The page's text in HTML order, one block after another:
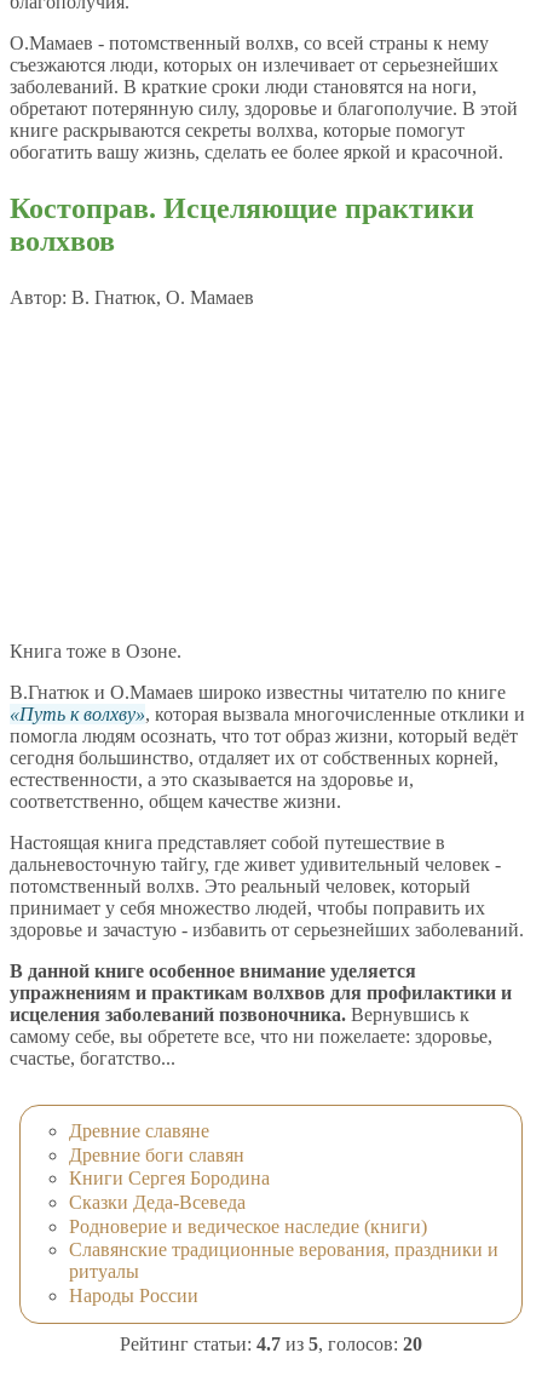
О.Мамаев - потомственный волхв, со всей страны к нему
съезжаются люди, которых он излечивает от серьезнейших
заболеваний. В краткие сроки люди становятся на ноги,
обретают потерянную силу, здоровье и благополучие. В этой
книге раскрываются секреты волхва, которые помогут
обогатить вашу жизнь, сделать ее более яркой и красочной.
Костоправ. Исцеляющие практики
волхвов
Автор: В. Гнатюк, О. Мамаев
Книга тоже в Озоне.
В.Гнатюк и О.Мамаев широко известны читателю по книге
Путь к волхву , которая вызвала многочисленные отклики и
помогла людям осознать, что тот образ жизни, который ведёт
сегодня большинство, отдаляет их от собственных корней,
естественности, а это сказывается на здоровье и,
соответственно, общем качестве жизни.
Настоящая книга представляет собой путешествие в
дальневосточную тайгу, где живет удивительный человек -
потомственный волхв. Это реальный человек, который
принимает у себя множество людей, чтобы поправить их
здоровье и зачастую - избавить от серьезнейших заболеваний.
В данной книге особенное внимание уделяется
упражнениям и практикам волхвов для профилактики и
исцеления заболеваний позвоночника. Вернувшись к
самому себе, вы обретете все, что ни пожелаете: здоровье,
счастье, богатство...
Древние славяне
Древние боги славян
Книги Сергея Бородина
Сказки Деда-Всеведа
Родноверие и ведическое наследие (книги)
Славянские традиционные верования, праздники и
ритуалы
Народы России
Рейтинг статьи: 4.7 из 5, голосов: 20